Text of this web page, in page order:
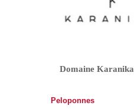
Domaine Karanika
Peloponnes